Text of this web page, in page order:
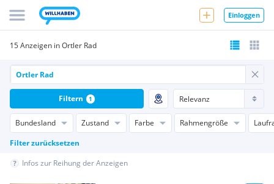
Einloggen
15 Anzeigen in Ortler Rad
Bundesland Zustand Farbe Rahmengröße
Filter zurücksetzen
Filtern 1
Infos zur Reihung der Anzeigen